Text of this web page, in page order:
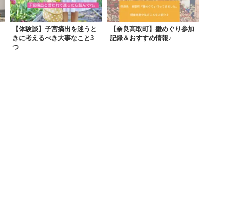
【体験談】子宮摘出を迷うと
きに考えるべき大事なこと3
つ
【奈良高取町】雛めぐり参加
記録＆おすすめ情報♪